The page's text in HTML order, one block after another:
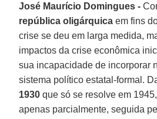
José Maurício Domingues -
república oligárquica em fins
crise se deu em larga medida,
impactos da crise econômica
sua incapacidade de incorporar
sistema político estatal-formal.
1930 que só se resolve em
apenas parcialmente, seguida